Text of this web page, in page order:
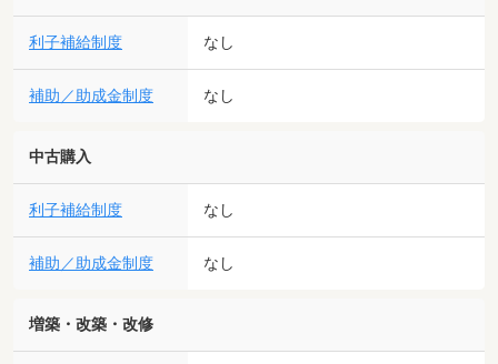
利子補給制度 なし
補助／助成金制度 なし
中古購入
利子補給制度 なし
補助／助成金制度 なし
増築・改築・改修